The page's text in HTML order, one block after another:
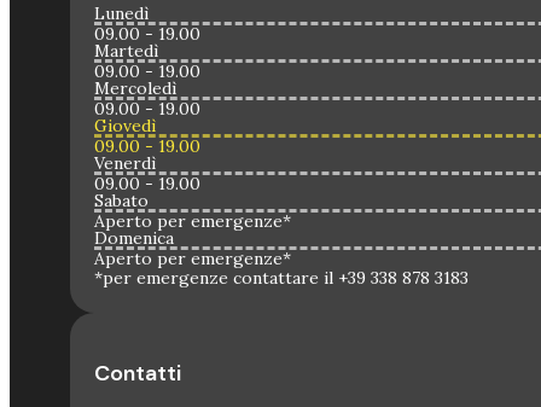
Lunedì
09.00 - 19.00
Martedì
09.00 - 19.00
Mercoledì
09.00 - 19.00
Giovedì
09.00 - 19.00
Venerdì
09.00 - 19.00
Sabato
Aperto per emergenze*
Domenica
Aperto per emergenze*
*per emergenze contattare il +39 338 878 3183
Contatti